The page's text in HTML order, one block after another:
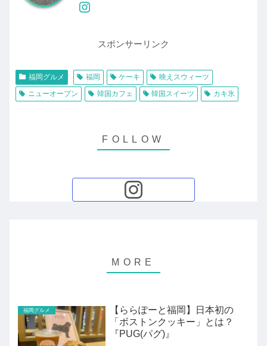
スポンサーリンク
福岡グルメ 福岡 ケーキ
映えスウィーツ
ニューオープン
韓国カフェ 韓国スイーツ カキ氷
福岡グルメ
【ららぽーと福岡】日本初の
「ボストンクッキー」とは？
『PUG(パグ)』